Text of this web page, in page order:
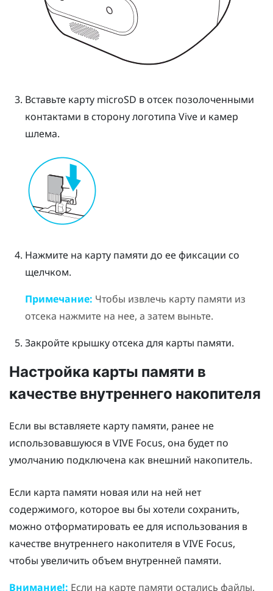
Вставьте карту microSD в отсек позолоченными
контактами в сторону логотипа Vive и камер
шлема.
Нажмите на карту памяти до ее фиксации со
щелчком.
Примечание: Чтобы извлечь карту памяти из
отсека нажмите на нее, а затем выньте.
Закройте крышку отсека для карты памяти.
Настройка карты памяти в
качестве внутреннего накопителя
Если вы вставляете карту памяти, ранее не
использовавшуюся вVIVE Focus, она будет по
умолчанию подключена как внешний накопитель.
Если карта памяти новая или на ней нет
содержимого, которое вы бы хотели сохранить,
можно отформатировать ее для использования в
качестве внутреннего накопителя вVIVE Focus,
чтобы увеличить объем внутренней памяти.
Внимание!: Если на карте памяти остались файлы,